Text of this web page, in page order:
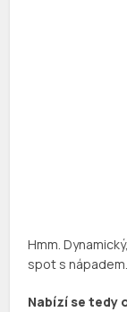
Hmm.
spot s nápadem.
Nabízí se tedy